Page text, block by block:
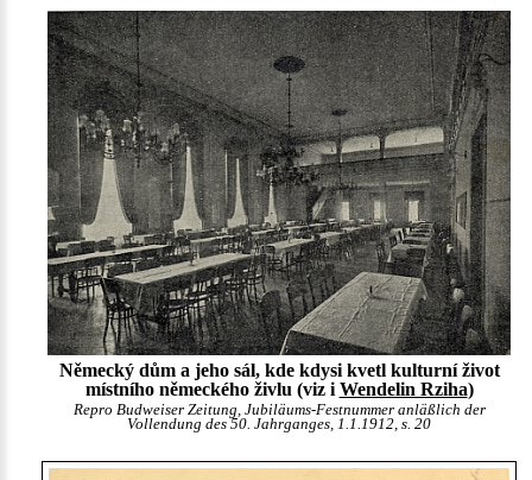
Německý dům a jeho sál, kde kdysi kvetl kulturní život
místního německého živlu (viz i Wendelin Rziha)
Repro Budweiser Zeitung, Jubiläums-Festnummer anläßlich der
Vollendung des 50. Jahrganges, 1.1.1912, s. 20